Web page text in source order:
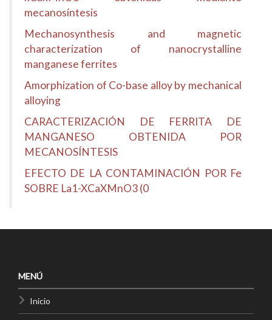
mecanosíntesis
Mechanosynthesis and magnetic
characterization of nanocrystalline
manganese ferrites
Amorphization of Co-base alloy by mechanical
alloying
CARACTERIZACIÓN DE FERRITA DE
MANGANESO OBTENIDA POR
MECANOSÍNTESIS
EFECTO DE LA CONTAMINACIÓN POR Fe
SOBRE La1-XCaXMnO3 (0
MENÚ
Inicio